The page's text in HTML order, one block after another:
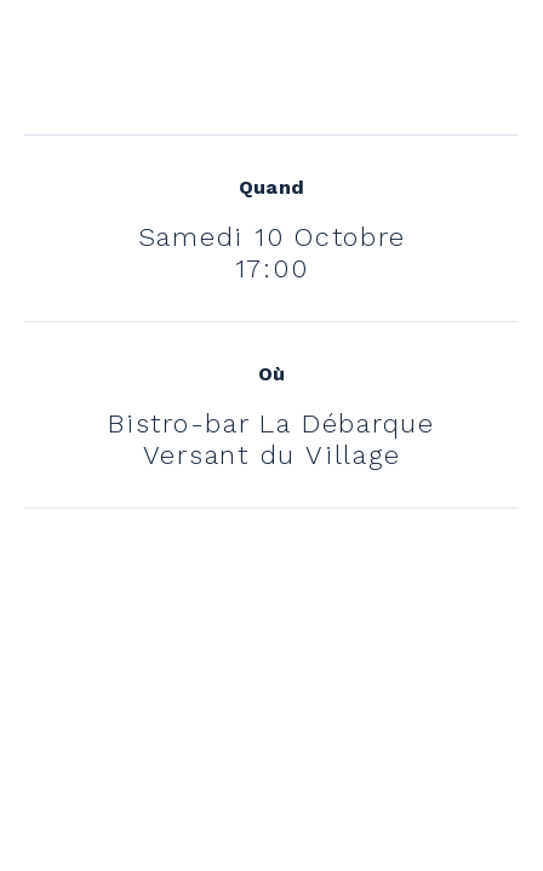
Quand
Samedi 10 Octobre
17:00
Où
Bistro-bar La Débarque
Versant du Village